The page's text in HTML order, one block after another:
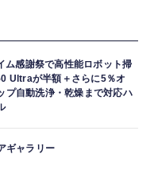
ム感謝祭で高性能ロボット掃
Ultraが半額＋さらに5％オ
プ自動洗浄・乾燥まで対応ハ
ギャラリー